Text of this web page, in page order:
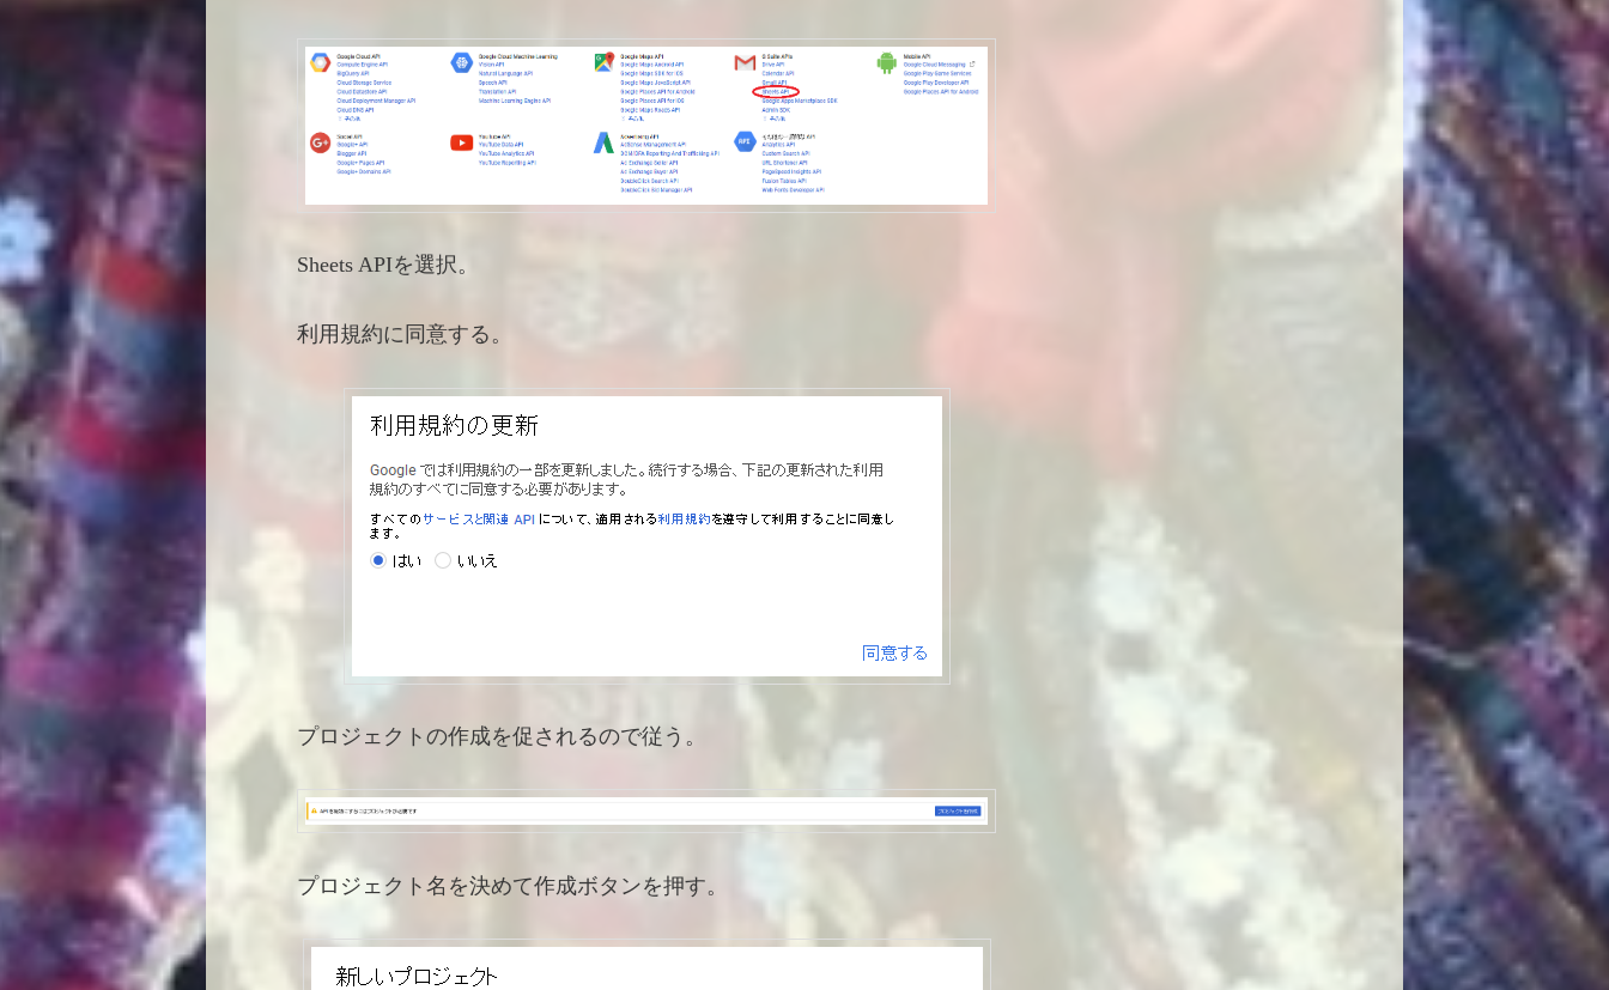
Sheets APIを選択。
利用規約に同意する。
プロジェクトの作成を促されるので従う。
プロジェクト名を決めて作成ボタンを押す。